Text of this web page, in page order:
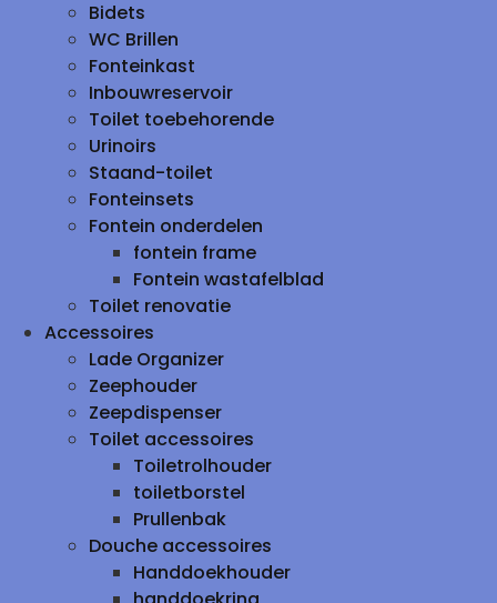
Bidets
WC Brillen
Fonteinkast
Inbouwreservoir
Toilet toebehorende
Urinoirs
Staand-toilet
Fonteinsets
Fontein onderdelen
fontein frame
Fontein wastafelblad
Toilet renovatie
Accessoires
Lade Organizer
Zeephouder
Zeepdispenser
Toilet accessoires
Toiletrolhouder
toiletborstel
Prullenbak
Douche accessoires
Handdoekhouder